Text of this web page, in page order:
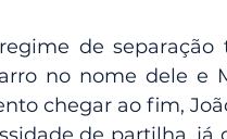
de separação
no nome dele e
chegar ao fim,